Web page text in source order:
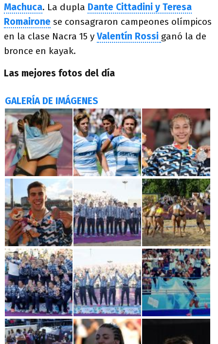
Machuca. La dupla Dante Cittadini y Teresa
Romairone se consagraron campeones olímpicos
en la clase Nacra 15 yValentín Rossi ganó la de
bronce en kayak.
Las mejores fotos del día
GALERÍA DE IMÁGENES